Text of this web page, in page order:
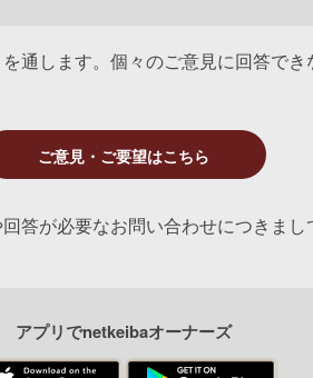
通します。個々のご意見に回答で
ご意見・ご要望はこちら
答が必要なお問い合わせにつきまし
アプリでnetkeibaオーナーズ